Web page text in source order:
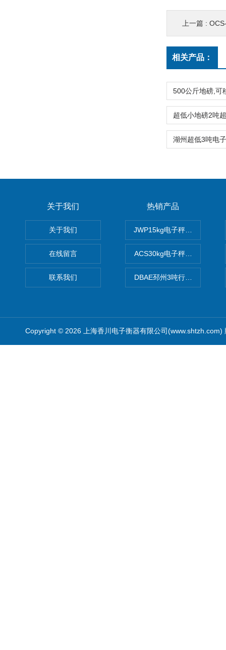
上一篇 : OCS-
相关产品：
关于我们
关于我们
在线留言
联系我们
热销产品
JWP15kg电子秤价格,15公
ACS30kg电子秤价格,30公
DBAE邳州3吨行车电子吊秤
Copyright © 2026 上海香川电子衡器有限公司(www.shtzh.com)